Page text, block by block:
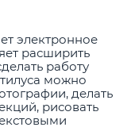
электронное
расширить
работу
можно
делать
рисовать